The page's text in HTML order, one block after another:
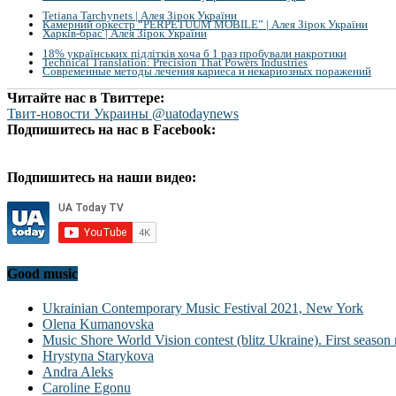
Tetiana Tarchynets | Алея Зірок України
Камерний оркестр “PERPETUUM MOBILE” | Алея Зірок України
Харків-брас | Алея Зірок України
18% українських підлітків хоча б 1 раз пробували накротики
Technical Translation: Precision That Powers Industries
Современные методы лечения кариеса и некариозных поражений
Читайте нас в Твиттере:
Твит-новости Украины @uatodaynews
Подпишитесь на нас в Facebook:
Подпишитесь на наши видео:
Good music
Ukrainian Contemporary Music Festival 2021, New York
Olena Kumanovska
Music Shore World Vision contest (blitz Ukraine). First season
Hrystyna Starykova
Andra Aleks
Caroline Egonu